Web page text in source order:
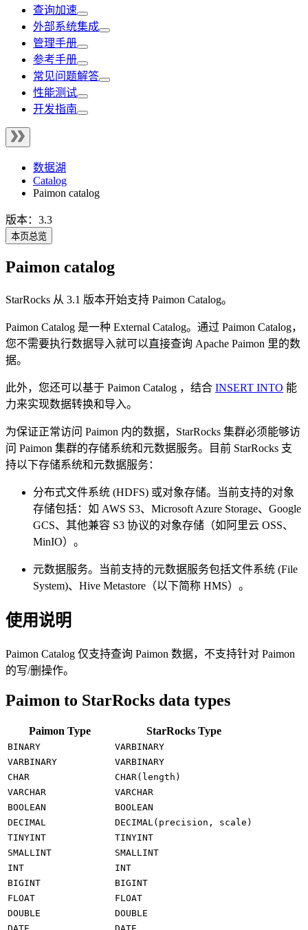
查询加速
外部系统集成
管理手册
参考手册
常见问题解答
性能测试
开发指南
数据湖
Catalog
Paimon catalog
版本：3.3
本页总览
Paimon catalog
StarRocks 从 3.1 版本开始支持 Paimon Catalog。
Paimon Catalog 是一种 External Catalog。通过 Paimon Catalog，
您不需要执行数据导入就可以直接查询 Apache Paimon 里的数
据。
此外，您还可以基于 Paimon Catalog ，结合 INSERT INTO 能
力来实现数据转换和导入。
为保证正常访问 Paimon 内的数据，StarRocks 集群必须能够访
问 Paimon 集群的存储系统和元数据服务。目前 StarRocks 支
持以下存储系统和元数据服务：
分布式文件系统 (HDFS) 或对象存储。当前支持的对象
存储包括：如 AWS S3、Microsoft Azure Storage、Google
GCS、其他兼容 S3 协议的对象存储（如阿里云 OSS、
MinIO）。
元数据服务。当前支持的元数据服务包括文件系统 (File
System)、Hive Metastore（以下简称 HMS）。
使用说明
Paimon Catalog 仅支持查询 Paimon 数据，不支持针对 Paimon
的写/删操作。
Paimon to StarRocks data types
Paimon Type StarRocks Type
BINARY
VARBINARY
VARBINARY
VARBINARY
CHAR
CHAR(length)
VARCHAR
VARCHAR
BOOLEAN
BOOLEAN
DECIMAL
DECIMAL(precision, scale)
TINYINT
TINYINT
SMALLINT
SMALLINT
INT
INT
BIGINT
BIGINT
FLOAT
FLOAT
DOUBLE
DOUBLE